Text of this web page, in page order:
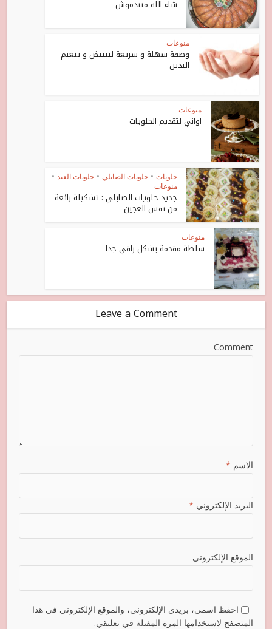
شاء الله متندموش
منوعات
وصفة سهلة و سريعة لتبييض و تنعيم
اليدين
منوعات
اواني لتقديم الحلويات
حلويات • حلويات الصابلي • حلويات العيد •
منوعات
جديد حلويات الصابلي : تشكيلة رائعة
من نفس العجين
منوعات
سلطة مقدمة بشكل راقي جدا
Leave a Comment
Comment
الاسم *
البريد الإلكتروني *
الموقع الإلكتروني
احفظ اسمي، بريدي الإلكتروني، والموقع الإلكتروني في هذا
المتصفح لاستخدامها المرة المقبلة في تعليقي.